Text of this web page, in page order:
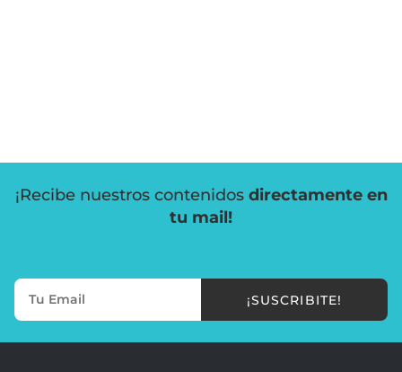
¡Recibe nuestros contenidos directamente en
tu mail!
¡SUSCRIBITE!